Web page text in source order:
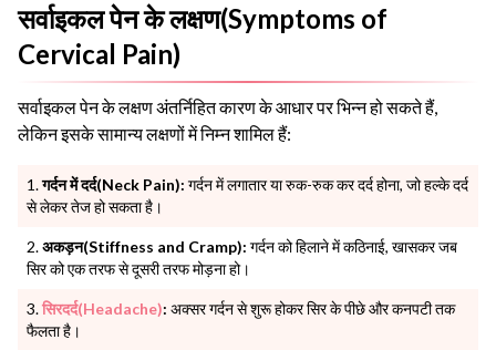
सर्वाइकल पेन के लक्षण(Symptoms of
Cervical Pain)
सर्वाइकल पेन के लक्षण अंतर्निहित कारण के आधार पर भिन्न हो सकते हैं,
लेकिन इसके सामान्य लक्षणों में निम्न शामिल हैं:
गर्दन में दर्द(Neck Pain): गर्दन में लगातार या रुक-रुक कर दर्द होना, जो हल्के दर्द
से लेकर तेज हो सकता है।
अकड़न(Stiffness and Cramp): गर्दन को हिलाने में कठिनाई, खासकर जब
सिर को एक तरफ से दूसरी तरफ मोड़ना हो।
सिरदर्द(Headache): अक्सर गर्दन से शुरू होकर सिर के पीछे और कनपटी तक
फैलता है।